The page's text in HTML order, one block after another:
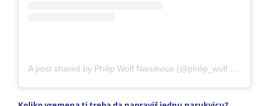
A post shared by Philip Wolf Narukvice (@philip_wolf.bracelets)